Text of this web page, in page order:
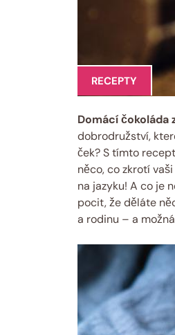
RECEPTY
Domácí⁣ čokoláda​
dobrodružství,
ček? ‍S tímto
něco, ⁣co zkrotí
⁣na jazyku!​ A co je
pocit, že děláte
a rodinu ⁤– a